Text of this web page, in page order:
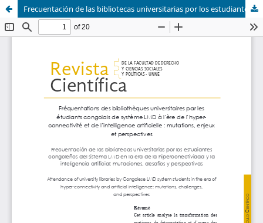
Frecuentación de las bibliotecas universitarias por los estudiantes congoleños del sistema LMD en la era de la hiperconectividad y la inteligencia artificial: mutaciones, desafíos y perspectivas